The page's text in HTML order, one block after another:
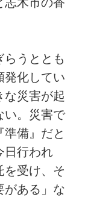
らうととも
発化してい
な災害が起
い。災害で
備』だと
日行われ
を受け、そ
がある」な